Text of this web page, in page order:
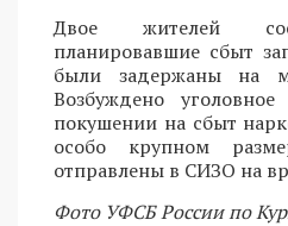
Двое жителей
планировавшие сбыт
были задержаны на
Возбуждено
покушении на сбыт
особо крупном
отправлены в СИЗО на
Фото УФСБ России по